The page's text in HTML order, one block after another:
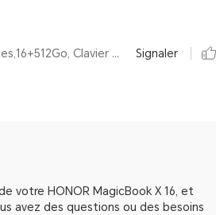
Par HONOR MagicBook X 16 2024 Intel® Core™ i5 de 12e génération,16 Pouces,16+512Go, Clavier AZERTY, Space Gray Signaler
votre HONOR MagicBook X 16, et
avez des questions ou des besoins